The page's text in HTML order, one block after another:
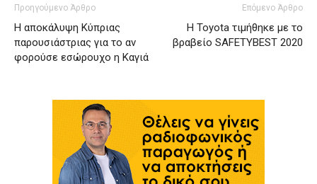
Προηγούμενο Άρθρο
Η αποκάλυψη Κύπριας
παρουσιάστριας για το αν
φορούσε εσώρουχο η Καγιά
Επόμενο Άρθρο
Η Toyota τιμήθηκε με το
βραβείο SAFETYBEST 2020